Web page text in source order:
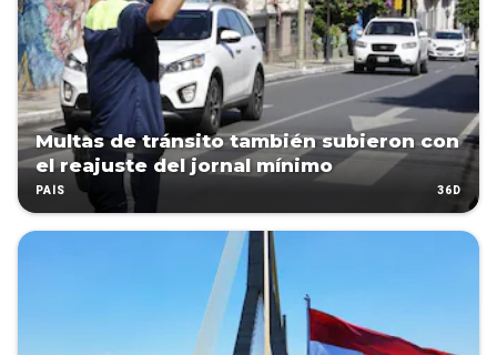
Multas de tránsito también subieron con
el reajuste del jornal mínimo
PAÍS 36D